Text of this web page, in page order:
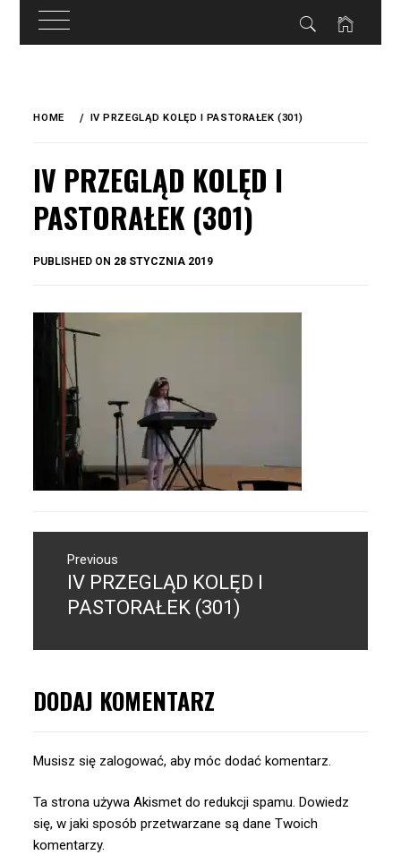
treści
HOME IV PRZEGLĄD KOLĘD I PASTORAŁEK (301)
IV PRZEGLĄD KOLĘD I
PASTORAŁEK (301)
PUBLISHED ON 28 STYCZNIA 2019
wpisuPrevious
Previous
post:
IV PRZEGLĄD KOLĘD I
PASTORAŁEK (301)
DODAJ KOMENTARZ
Musisz się zalogować, aby móc dodać komentarz.
Ta strona używa Akismet do redukcji spamu. Dowiedz
się, w jaki sposób przetwarzane są dane Twoich
komentarzy.